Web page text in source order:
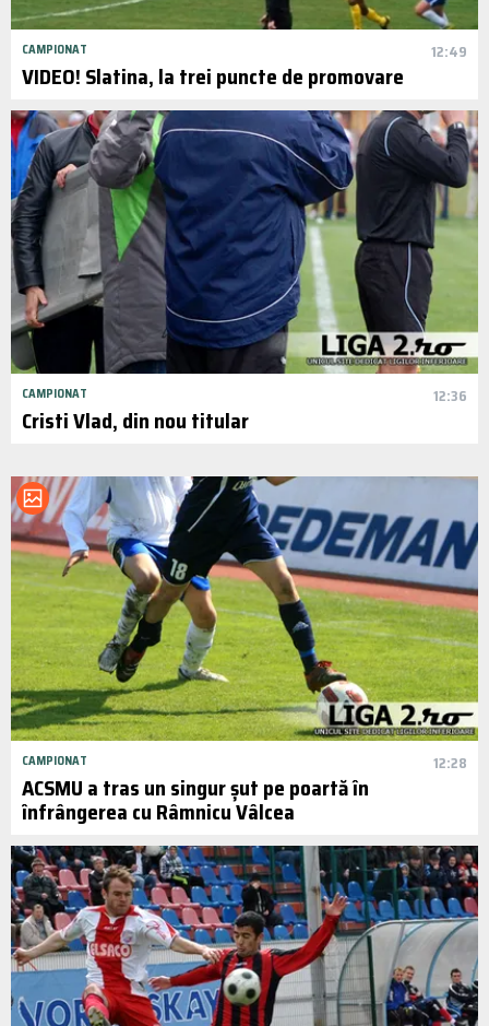
CAMPIONAT 12:49
VIDEO! Slatina, la trei puncte de promovare
CAMPIONAT 12:36
Cristi Vlad, din nou titular
CAMPIONAT 12:28
ACSMU a tras un singur șut pe poartă în
înfrângerea cu Râmnicu Vâlcea